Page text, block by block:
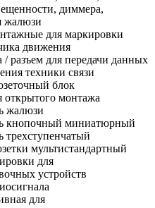
диммера,
жалюзи
для маркировки
движения
/ разъем для передачи данных
техники связи
блок
открытого монтажа
жалюзи
кнопочный миниатюрный
трехступенчатый
мультистандартный
для
устройств
для